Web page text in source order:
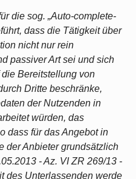
die sog. „Auto-complete-
dass die Tätigkeit über
nicht nur rein
passiver Art sei und sich
Bereitstellung von
Dritte beschränke,
der Nutzenden in
würden, das
dass für das Angebot in
der Anbieter grundsätzlich
- Az. VI ZR 269/13 -
des Unterlassenden werde